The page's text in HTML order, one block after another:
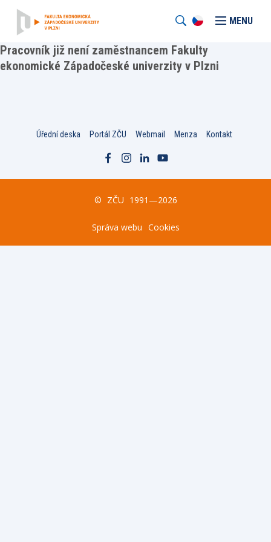
MENU
Pracovník již není zaměstnancem Fakulty
ekonomické Západočeské univerzity v Plzni
Úřední deska Portál ZČU Webmail Menza Kontakt
© ZČU 1991—2026
Správa webu Cookies